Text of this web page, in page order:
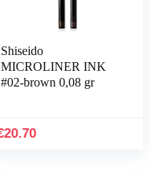
Shiseido
MICROLINER INK
#02-brown 0,08 gr
20.70